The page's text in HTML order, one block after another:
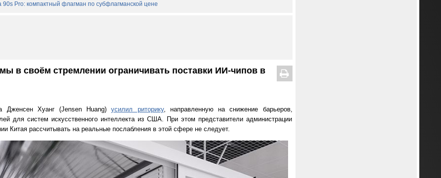
Pro: компактный флагман по субфлагманской цене
в своём стремлении ограничивать поставки ИИ-чипов в
Дженсен Хуанг (Jensen Huang)усилил риторику, направленную на снижение барьеров,
для систем искусственного интеллекта из США. При этом представители администрации
Китая рассчитывать на реальные послабления в этой сфере не следует.